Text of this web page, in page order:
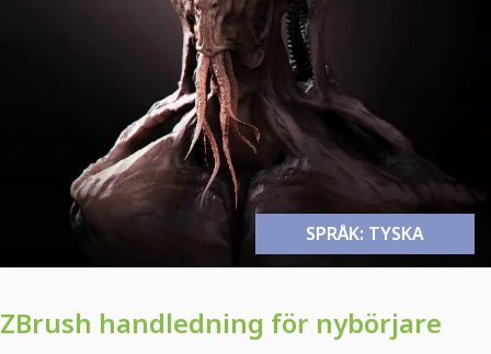
SPRÅK: TYSKA
ZBrush handledning för nybörjare